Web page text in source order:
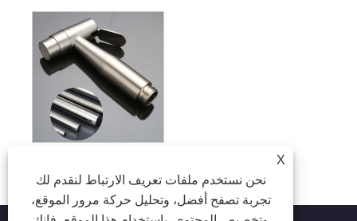
X
نحن نستخدم ملفات تعريف الارتباط لنقدم لك
تجربة تصفح أفضل، وتحليل حركة مرور الموقع،